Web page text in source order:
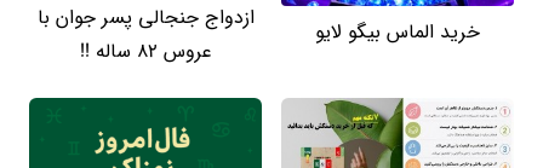
خرید الماس بیگو لایو
ازدواج جنجالی پسر جوان با
عروس 82 ساله !!